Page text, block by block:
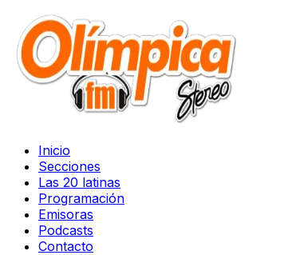
Inicio
Secciones
Las 20 latinas
Programación
Emisoras
Podcasts
Contacto